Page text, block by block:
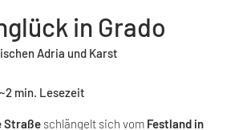
in Grado
Adria und Karst
~2 min. Lesezeit
Straße schlängelt sich vom Festland in